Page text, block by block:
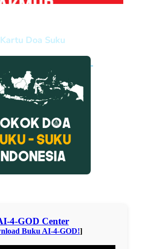
Kartu Doa Suku